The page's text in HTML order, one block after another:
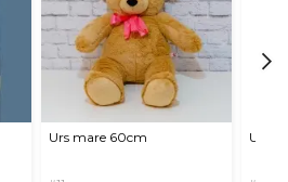
Urs mare 60cm Urs